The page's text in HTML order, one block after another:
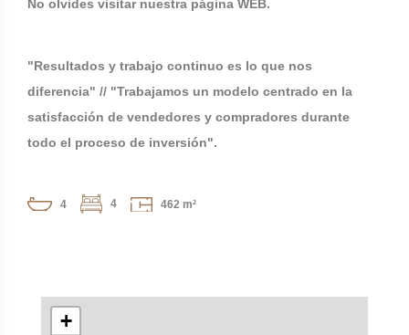
No olvides visitar nuestra página WEB.
"Resultados y trabajo continuo es lo que nos
diferencia" // "Trabajamos un modelo centrado en la
satisfacción de vendedores y compradores durante
todo el proceso de inversión".
4 4 462 m²
+